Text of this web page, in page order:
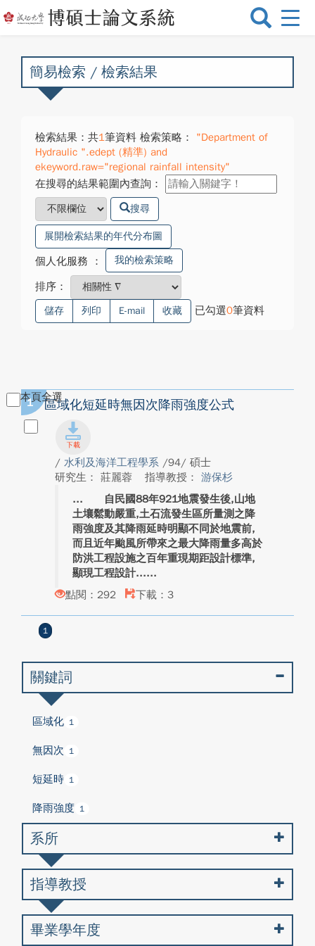
選
換
簡易檢索 / 檢索結果
檢索結果：共1筆資料 檢索策略：
"Department of
Hydraulic ".edept (精準) and
ekeyword.raw="regional rainfall intensity"
在搜尋的結果範圍內查詢：
搜尋
展開檢索結果的年代分布圖
個人化服務 ： 我的檢索策略
排序：
儲存 列印 E-mail 收藏 已勾選0筆資料
本頁全選
1 區域化短延時無因次降雨強度公式
/ 水利及海洋工程學系 /94/ 碩士
研究生： 莊麗蓉
指導教授： 游保杉
自民國88年921地震發生後,山地
土壤鬆動嚴重,土石流發生區所量測之降
雨強度及其降雨延時明顯不同於地震前,
而且近年颱風所帶來之最大降雨量多高於
防洪工程設施之百年重現期距設計標準,
顯現工程設計...
點閱：292
下載：3
1
關鍵詞
區域化 1
無因次 1
短延時 1
降雨強度 1
系所
指導教授
畢業學年度